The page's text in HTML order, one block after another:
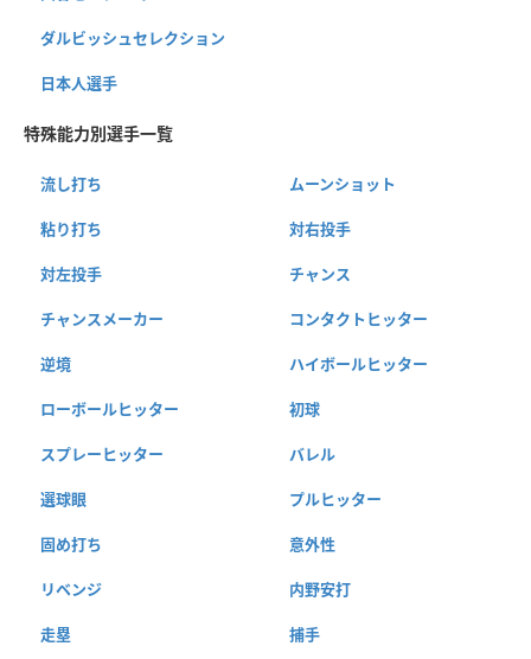
ダルビッシュセレクション
日本人選手
特殊能力別選手一覧
流し打ち ムーンショット
粘り打ち 対右投手
対左投手 チャンス
チャンスメーカー コンタクトヒッター
逆境 ハイボールヒッター
ローボールヒッター 初球
スプレーヒッター バレル
選球眼 プルヒッター
固め打ち 意外性
リベンジ 内野安打
走塁 捕手